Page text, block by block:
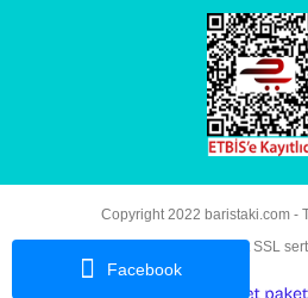
Facebook
Copyright 2022 baristaki.com -
Kredi kartı bilgileriniz 256bit SSL